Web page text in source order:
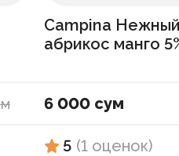
Campina
абрикос манго
6 000 сум
5 (1 оценок)